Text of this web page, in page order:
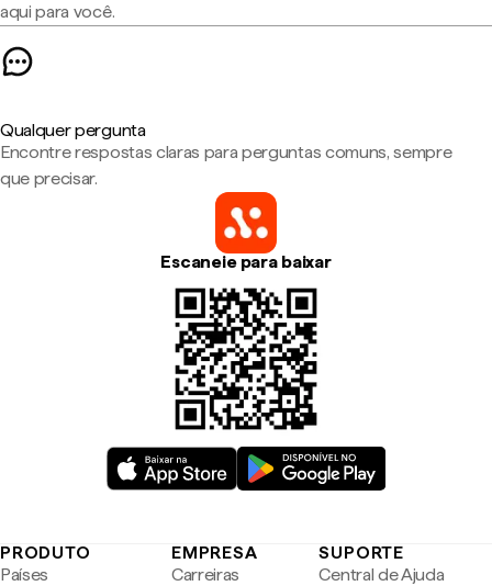
aqui para você.
Qualquer pergunta
Encontre respostas claras para perguntas comuns, sempre
que precisar.
Escaneie para baixar
PRODUTO
Países
EMPRESA
Carreiras
SUPORTE
Central de Ajuda